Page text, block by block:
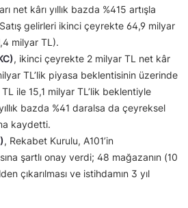
net kârı yıllık bazda %415 artışla
gelirleri ikinci çeyrekte 64,9 milyar
milyar TL).
, ikinci çeyrekte 2 milyar TL net kâr
TL’lik piyasa beklentisinin üzerinde
ile 15,1 milyar TL’lik beklentiyle
bazda %41 daralsa da çeyreksel
kaydetti.
, Rekabet Kurulu, A101’in
şartlı onay verdi; 48 mağazanın (10
çıkarılması ve istihdamın 3 yıl